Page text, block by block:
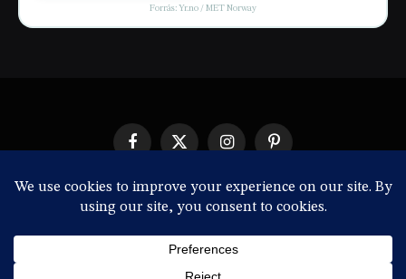
Forrás: Yr.no / MET Norway
FacebookX
InstagramPinterest
© 2026 ThemeSphere. Designed by